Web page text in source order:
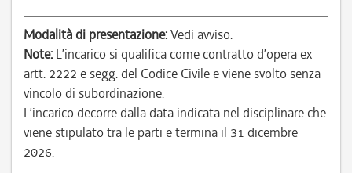
Modalità di presentazione:Vedi avviso.
Note: L’incarico si qualifica come contratto d’opera ex
artt. 2222 e segg. del Codice Civile e viene svolto senza
vincolo di subordinazione.
L’incarico decorre dalla data indicata nel disciplinare che
viene stipulato tra le parti e termina il 31 dicembre
2026.